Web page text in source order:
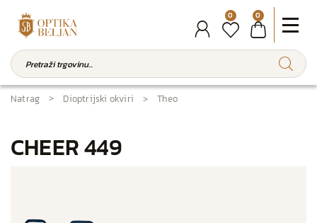
0 0
Natrag Dioptrijski okviri Theo
CHEER 449